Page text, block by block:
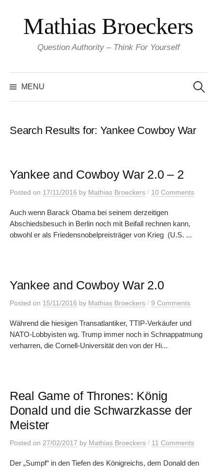
content
Mathias Broeckers
Question Authority – Think For Yourself
MENU
for:
Search Results for: Yankee Cowboy War
Yankee and Cowboy War 2.0 – 2
Posted on 17/11/2016 by Mathias Broeckers / 10 Comments
Auch wenn Barack Obama bei seinem derzeitigen
Abschiedsbesuch in Berlin noch mit Beifall rechnen kann,
obwohl er als Friedensnobelpreisträger von Krieg (U.S. ...
Yankee and Cowboy War 2.0
Posted on 15/11/2016 by Mathias Broeckers / 9 Comments
Während die hiesigen Transatlantiker, TTIP-Verkäufer und
NATO-Lobbyisten wg. Trump immer noch in Schnappatmung
verharren, die Cornell-Universität den von der Hi...
Real Game of Thrones: König
Donald und die Schwarzkasse der
Meister
Posted on 27/02/2017 by Mathias Broeckers / 11 Comments
Der „Sumpf“ in den Tiefen des Königreichs, dem Donald den